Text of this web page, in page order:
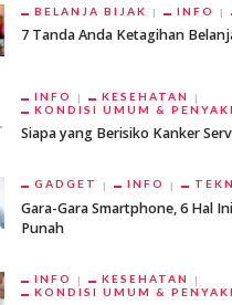
BELANJA BIJAK INFO
7 Tanda Anda Ketagihan
INFO
KESEHATAN
KONDISI UMUM &
Siapa yang Berisiko Kanker
GADGET INFO
Gara-Gara Smartphone, 6 Hal
Punah
INFO
KESEHATAN
KONDISI UMUM &